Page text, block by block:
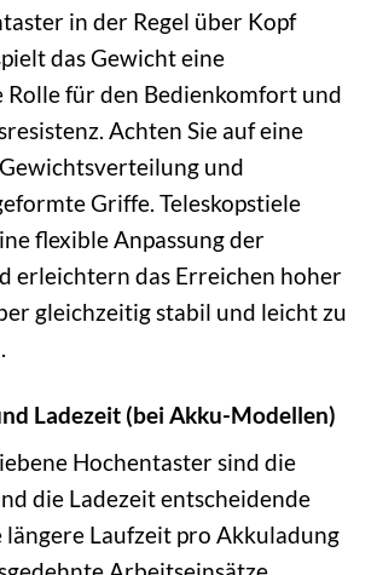
in der Regel über Kopf
das Gewicht eine
Rolle für den Bedienkomfort und
Achten Sie auf eine
und
Griffe. Teleskopstiele
flexible Anpassung der
erleichtern das Erreichen hoher
gleichzeitig stabil und leicht zu
Ladezeit (bei Akku-Modellen)
Hochentaster sind die
die Ladezeit entscheidende
längere Laufzeit pro Akkuladung